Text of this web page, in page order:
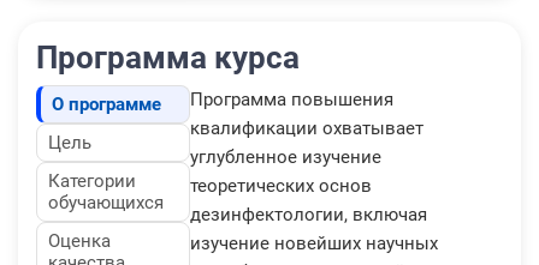
Программа курса
О программе
Цель
Категории
обучающихся
Оценка
Программа повышения
квалификации охватывает
углубленное изучение
теоретических основ
дезинфектологии, включая
изучение новейших научных